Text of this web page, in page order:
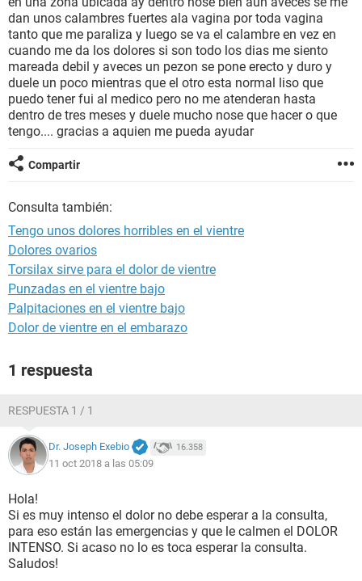
GLOSARIO
dan unos calambres fuertes ala vagina por toda vagina
tanto que me paraliza y luego se va el calambre en vez en
cuando me da los dolores si son todo los dias me siento
mareada debil y aveces un pezon se pone erecto y duro y
duele un poco mientras que el otro esta normal liso que
puedo tener fui al medico pero no me atenderan hasta
dentro de tres meses y duele mucho nose que hacer o que
tengo.... gracias a aquien me pueda ayudar
Compartir
Consulta también:
Tengo unos dolores horribles en el vientre
Dolores ovarios
Torsilax sirve para el dolor de vientre
Punzadas en el vientre bajo
Palpitaciones en el vientre bajo
Dolor de vientre en el embarazo
1 respuesta
RESPUESTA 1 / 1
Dr. Joseph Exebio 16.358
11 oct 2018 a las 05:09
Hola!
Si es muy intenso el dolor no debe esperar a la consulta,
para eso están las emergencias y que le calmen el DOLOR
INTENSO. Si acaso no lo es toca esperar la consulta.
Saludos!